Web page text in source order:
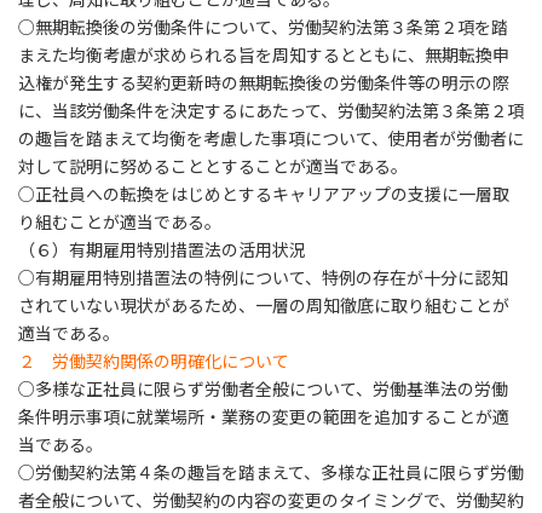
○無期転換後の労働条件について、労働契約法第３条第２項を踏
まえた均衡考慮が求められる旨を周知するとともに、無期転換申
込権が発生する契約更新時の無期転換後の労働条件等の明示の際
に、当該労働条件を決定するにあたって、労働契約法第３条第２項
の趣旨を踏まえて均衡を考慮した事項について、使用者が労働者に
対して説明に努めることとすることが適当である。
○正社員への転換をはじめとするキャリアアップの支援に一層取
り組むことが適当である。
（６）有期雇用特別措置法の活用状況
○有期雇用特別措置法の特例について、特例の存在が十分に認知
されていない現状があるため、一層の周知徹底に取り組むことが
適当である。
２ 労働契約関係の明確化について
○多様な正社員に限らず労働者全般について、労働基準法の労働
条件明示事項に就業場所・業務の変更の範囲を追加することが適
当である。
○労働契約法第４条の趣旨を踏まえて、多様な正社員に限らず労働
者全般について、労働契約の内容の変更のタイミングで、労働契約